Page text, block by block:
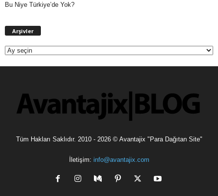
Bu Niye Türkiye’de Yok?
Arşivler
Tüm Hakları Saklıdır. 2010 - 2026 © Avantajix "Para Dağıtan Site"
İletişim: info@avantajix.com